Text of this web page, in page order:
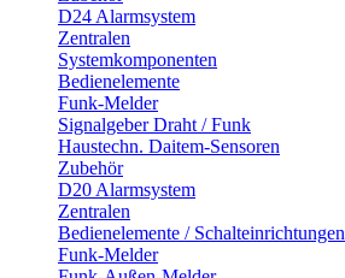
D24 Alarmsystem
Zentralen
Systemkomponenten
Bedienelemente
Funk-Melder
Signalgeber Draht / Funk
Haustechn. Daitem-Sensoren
Zubehör
D20 Alarmsystem
Zentralen
Bedienelemente / Schalteinrichtungen
Funk-Melder